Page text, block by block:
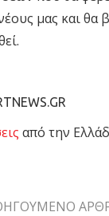
μας και θα
από την